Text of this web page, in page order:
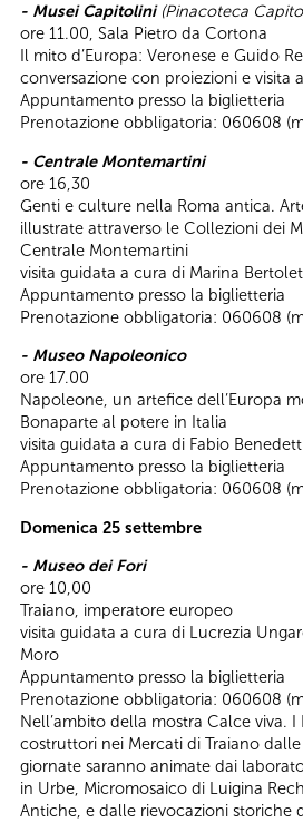
- Musei Capitolini (Pinacoteca
ore 11.00, Sala Pietro da Cortona
Il mito d’Europa: Veronese e Guido
conversazione con proiezioni e visita
Appuntamento presso la biglietteria
Prenotazione obbligatoria: 060608
- Centrale Montemartini
ore 16,30
Genti e culture nella Roma antica.
illustrate attraverso le Collezioni dei
Centrale Montemartini
visita guidata a cura di Marina
Appuntamento presso la biglietteria
Prenotazione obbligatoria: 060608
- Museo Napoleonico
ore 17.00
Napoleone, un artefice dell’Europa
Bonaparte al potere in Italia
visita guidata a cura di Fabio
Appuntamento presso la biglietteria
Prenotazione obbligatoria: 060608
Domenica 25 settembre
- Museo dei Fori
ore 10,00
Traiano, imperatore europeo
visita guidata a cura di Lucrezia
Moro
Appuntamento presso la biglietteria
Prenotazione obbligatoria: 060608
Nell’ambito della mostra Calce viva.
costruttori nei Mercati di Traiano
giornate saranno animate dai
in Urbe, Micromosaico di Luigina
Antiche, e dalle rievocazioni storiche